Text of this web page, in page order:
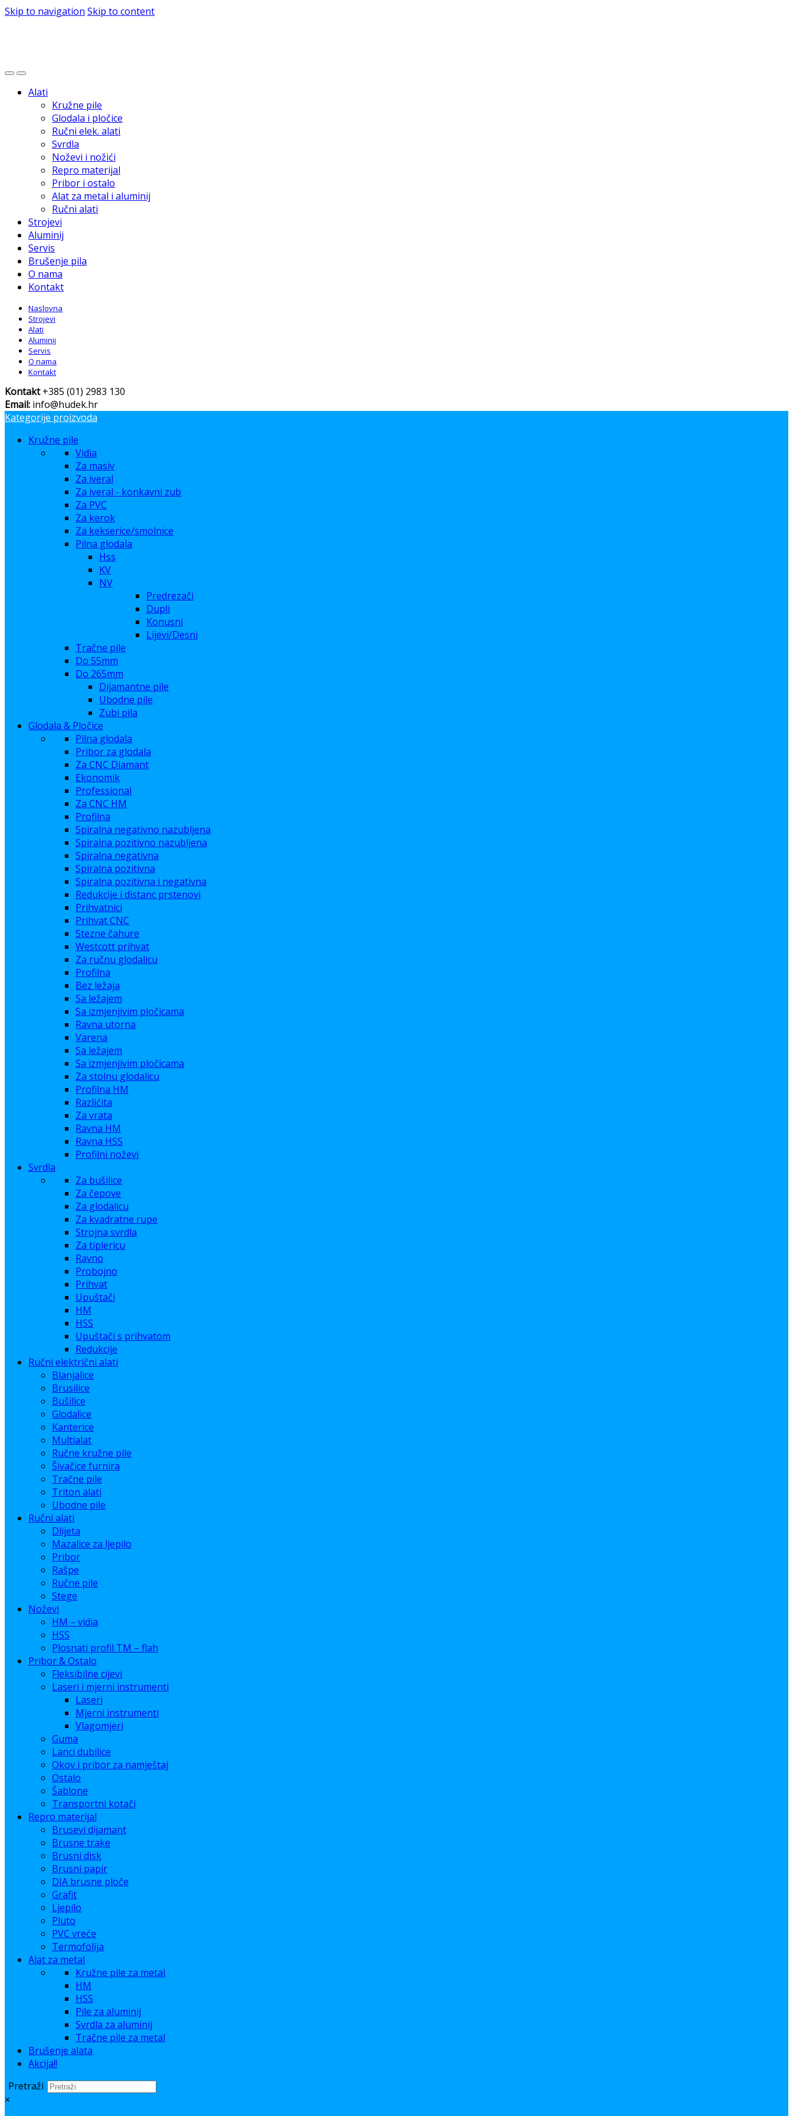
Skip to navigation Skip to content
Alati
Kružne pile
Glodala i pločice
Ručni elek. alati
Svrdla
Noževi i nožići
Repro materijal
Pribor i ostalo
Alat za metal i aluminij
Ručni alati
Strojevi
Aluminij
Servis
Brušenje pila
O nama
Kontakt
Naslovna
Strojevi
Alati
Aluminij
Servis
O nama
Kontakt
Kontakt+385 (01) 2983 130
Email: info@hudek.hr
Kategorije proizvoda
Kružne pile
Vidia
Za masiv
Za iveral
Za iveral - konkavni zub
Za PVC
Za kerok
Za kekserice/smolnice
Pilna glodala
Hss
KV
NV
Predrezači
Dupli
Konusni
Lijevi/Desni
Tračne pile
Do 55mm
Do 265mm
Dijamantne pile
Ubodne pile
Zubi pila
Glodala & Pločice
Pilna glodala
Pribor za glodala
Za CNC Diamant
Ekonomik
Professional
Za CNC HM
Profilna
Spiralna negativno nazubljena
Spiralna pozitivno nazubljena
Spiralna negativna
Spiralna pozitivna
Spiralna pozitivna i negativna
Redukcije i distanc prstenovi
Prihvatnici
Prihvat CNC
Stezne čahure
Westcott prihvat
Za ručnu glodalicu
Profilna
Bez ležaja
Sa ležajem
Sa izmjenjivim pločicama
Ravna utorna
Varena
Sa ležajem
Sa izmjenjivim pločicama
Za stolnu glodalicu
Profilna HM
Razlićita
Za vrata
Ravna HM
Ravna HSS
Profilni noževi
Svrdla
Za bušilice
Za čepove
Za glodalicu
Za kvadratne rupe
Strojna svrdla
Za tiplericu
Ravno
Probojno
Prihvat
Upuštači
HM
HSS
Upuštači s prihvatom
Redukcije
Ručni električni alati
Blanjalice
Brusilice
Bušilice
Glodalice
Kanterice
Multialat
Ručne kružne pile
Šivačice furnira
Tračne pile
Triton alati
Ubodne pile
Ručni alati
Dlijeta
Mazalice za ljepilo
Pribor
Rašpe
Ručne pile
Stege
Noževi
HM – vidia
HSS
Plosnati profil TM – flah
Pribor & Ostalo
Fleksibilne cijevi
Laseri i mjerni instrumenti
Laseri
Mjerni instrumenti
Vlagomjeri
Guma
Lanci dubilice
Okov i pribor za namještaj
Ostalo
Šablone
Transportni kotači
Repro materijal
Brusevi dijamant
Brusne trake
Brusni disk
Brusni papir
DIA brusne ploče
Grafit
Ljepilo
Pluto
PVC vreće
Termofolija
Alat za metal
Kružne pile za metal
HM
HSS
Pile za aluminij
Svrdla za aluminij
Tračne pile za metal
Brušenje alata
Akcija!!
Pretraži
×